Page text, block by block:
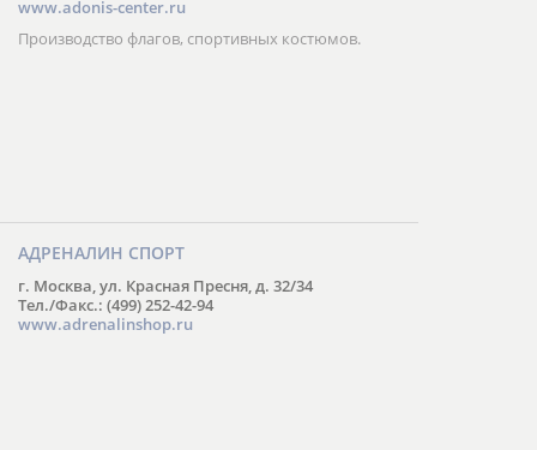
www.adonis-center.ru
Производство флагов, спортивных костюмов.
АДРЕНАЛИН СПОРТ
г. Москва, ул. Красная Пресня, д. 32/34
Тел./Факс.: (499) 252-42-94
www.adrenalinshop.ru